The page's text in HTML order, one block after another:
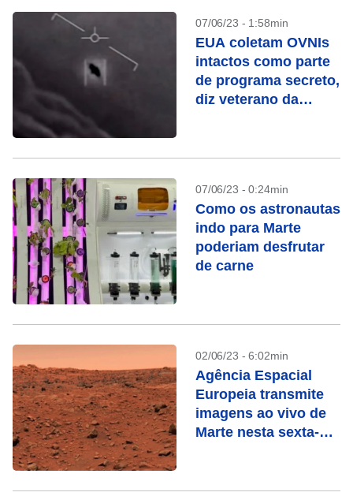
07/06/23 - 1:58min
EUA coletam OVNIs
intactos como parte
de programa secreto,
diz veterano da
07/06/23 - 0:24min
Como os astronautas
indo para Marte
poderiam desfrutar
de carne
02/06/23 - 6:02min
Agência Espacial
Europeia transmite
imagens ao vivo de
Marte nesta sexta-